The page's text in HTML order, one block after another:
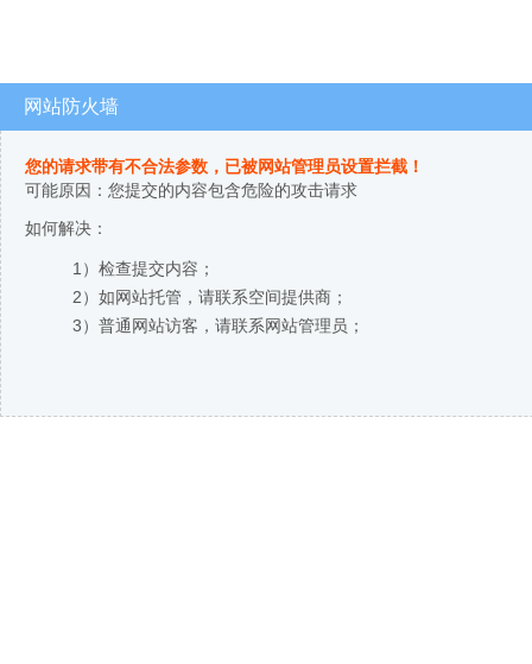
网站防火墙
您的请求带有不合法参数，已被网站管理员设置拦截！
可能原因：您提交的内容包含危险的攻击请求
如何解决：
1）检查提交内容；
2）如网站托管，请联系空间提供商；
3）普通网站访客，请联系网站管理员；